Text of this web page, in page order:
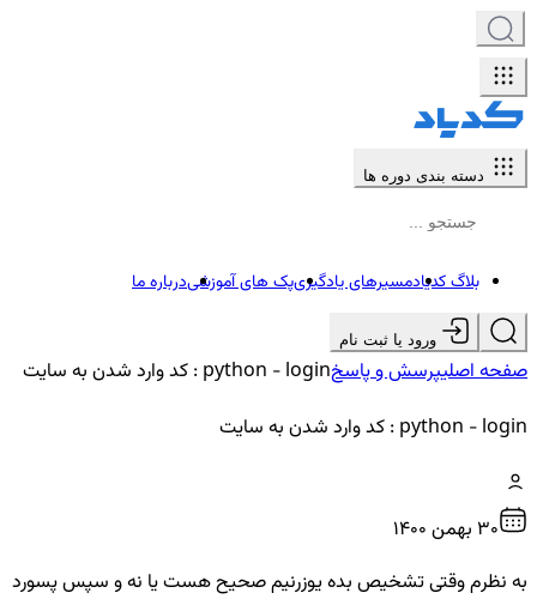
دسته بندی دوره ها
بلاگ کدیادمسیرهای یادگیریپک های آموزشیدرباره ما
ورود یا ثبت نام
صفحه اصلیپرسش و پاسخpython - login : کد وارد شدن به سایت
python - login : کد وارد شدن به سایت
30 بهمن ۱۴۰۰
به نظرم وقتی تشخیص بده یوزرنیم صحیح هست یا نه و سپس پسورد